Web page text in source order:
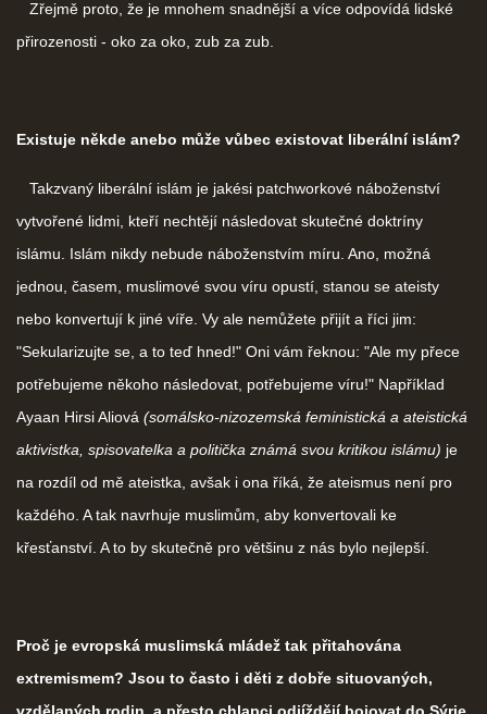
Zřejmě proto, že je mnohem snadnější a více odpovídá lidské
přirozenosti - oko za oko, zub za zub.
Existuje někde anebo může vůbec existovat liberální islám?
Takzvaný liberální islám je jakési patchworkové náboženství
vytvořené lidmi, kteří nechtějí následovat skutečné doktríny
islámu. Islám nikdy nebude náboženstvím míru. Ano, možná
jednou, časem, muslimové svou víru opustí, stanou se ateisty
nebo konvertují k jiné víře. Vy ale nemůžete přijít a říci jim:
"Sekularizujte se, a to teď hned!" Oni vám řeknou: "Ale my přece
potřebujeme někoho následovat, potřebujeme víru!" Například
Ayaan Hirsi Aliová (somálsko-nizozemská feministická a ateistická
aktivistka, spisovatelka a politička známá svou kritikou islámu) je
na rozdíl od mě ateistka, avšak i ona říká, že ateismus není pro
každého. A tak navrhuje muslimům, aby konvertovali ke
křesťanství. A to by skutečně pro většinu z nás bylo nejlepší.
Proč je evropská muslimská mládež tak přitahována
extremismem? Jsou to často i děti z dobře situovaných,